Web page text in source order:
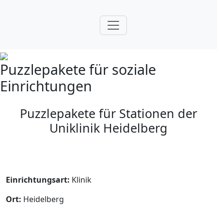
Puzzlepakete für soziale
Einrichtungen
Puzzlepakete für Stationen der
Uniklinik Heidelberg
Einrichtungsart: Klinik
Ort: Heidelberg